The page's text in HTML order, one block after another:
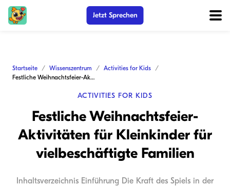
Jetzt Sprechen
Startseite Wissenszentrum
Activities for Kids
Festliche Weihnachtsfeier-Aktivitäten für Kleinkinder für vielbeschäftigte Familien
ACTIVITIES FOR KIDS
Festliche Weihnachtsfeier-
Aktivitäten für Kleinkinder für
vielbeschäftigte Familien
Inhaltsverzeichnis Einführung Die Kraft des Spiels in der